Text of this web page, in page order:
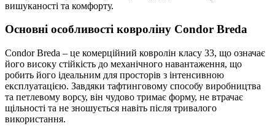
вишуканості та комфорту.
Основні особливості ковроліну Condor Breda
Condor Breda – це комерційний ковролін класу 33, що означає
його високу стійкість до механічного навантаження, що
робить його ідеальним для просторів з інтенсивною
експлуатацією. Завдяки тафтинговому способу виробництва
та петлевому ворсу, він чудово тримає форму, не втрачає
щільності та не зношується навіть після тривалого
використання.